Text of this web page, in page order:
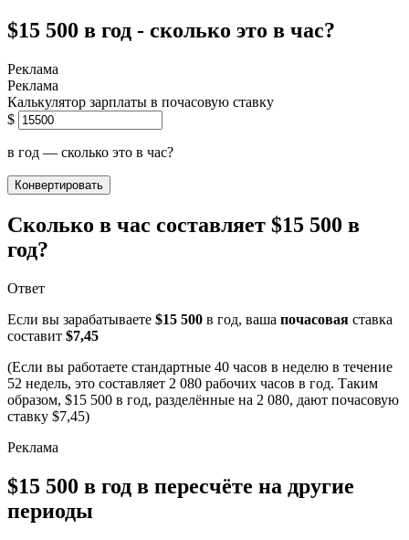
$15 500 в год - сколько это в час?
Калькулятор зарплаты в почасовую ставку
$
в год — сколько это в час?
Конвертировать
Сколько в час составляет $15 500 в
год?
Ответ
Если вы зарабатываете $15 500 в год, ваша почасовая ставка
составит $7,45
(Если вы работаете стандартные 40 часов в неделю в течение
52 недель, это составляет 2 080 рабочих часов в год. Таким
образом, $15 500 в год, разделённые на 2 080, дают почасовую
ставку $7,45)
$15 500 в год в пересчёте на другие
периоды